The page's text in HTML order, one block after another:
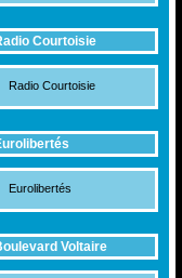
Courtoisie
Radio Courtoisie
Eurolibertés
Voltaire